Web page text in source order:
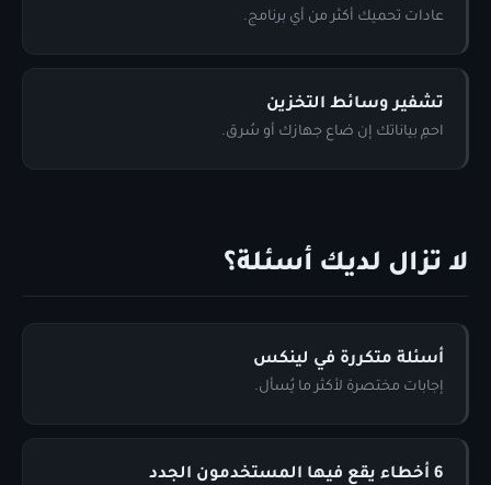
عادات تحميك أكثر من أي برنامج.
تشفير وسائط التخزين
احمِ بياناتك إن ضاع جهازك أو سُرق.
لا تزال لديك أسئلة؟
أسئلة متكررة في لينكس
إجابات مختصرة لأكثر ما يُسأل.
6 أخطاء يقع فيها المستخدمون الجدد